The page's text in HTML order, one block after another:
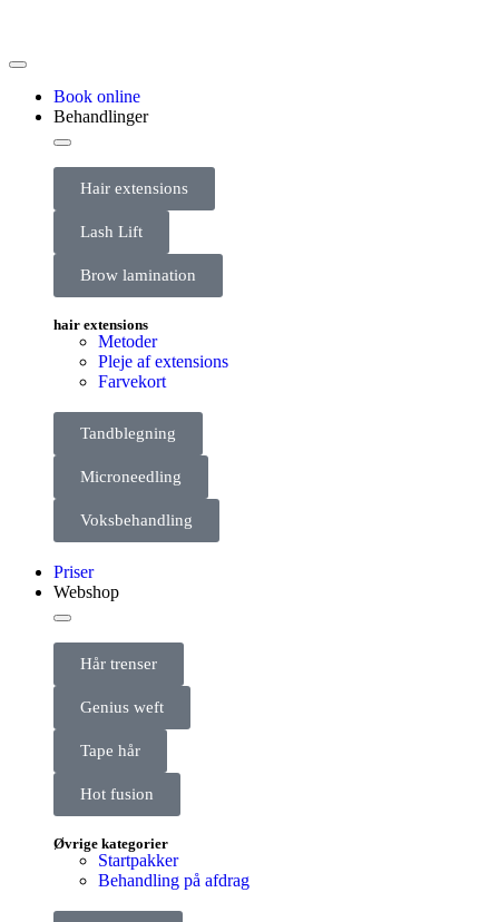
Book online
Behandlinger
Hair extensions
Lash Lift
Brow lamination
hair extensions
Metoder
Pleje af extensions
Farvekort
Tandblegning
Microneedling
Voksbehandling
Priser
Webshop
Hår trenser
Genius weft
Tape hår
Hot fusion
Øvrige kategorier
Startpakker
Behandling på afdrag